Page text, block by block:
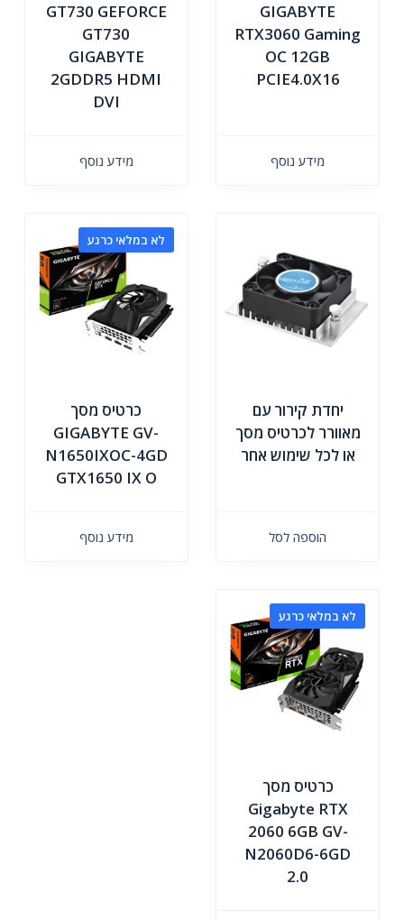
GIGABYTE
RTX3060 Gaming
OC 12GB
PCIE4.0X16
מידע נוסף
GT730 GEFORCE
GT730
GIGABYTE
2GDDR5 HDMI
DVI
מידע נוסף
יחדת קירור עם
מאוורר לכרטיס מסך
או לכל שימוש אחר
הוספה לסל
לא במלאי כרגע
כרטיס מסך
GIGABYTE GV-
N1650IXOC-4GD
GTX1650 IX O
מידע נוסף
לא במלאי כרגע
כרטיס מסך
Gigabyte RTX
2060 6GB GV-
N2060D6-6GD
2.0